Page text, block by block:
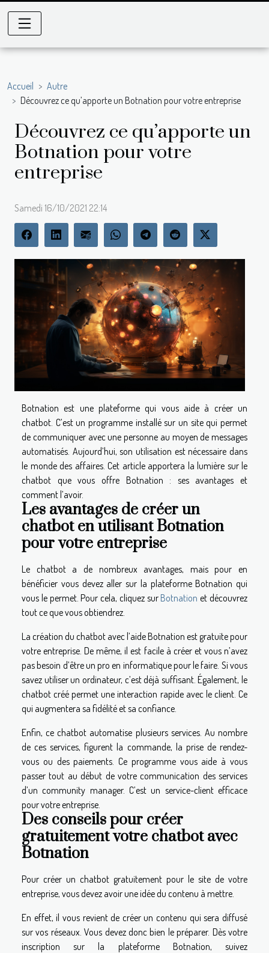
Accueil
Autre
Découvrez ce qu’apporte un Botnation pour votre entreprise
Découvrez ce qu’apporte un
Botnation pour votre
entreprise
Samedi 16/10/2021 22:14
Botnation est une plateforme qui vous aide à créer un
chatbot. C’est un programme installé sur un site qui permet
de communiquer avec une personne au moyen de messages
automatisés. Aujourd’hui, son utilisation est nécessaire dans
le monde des affaires. Cet article apportera la lumière sur le
chatbot que vous offre Botnation : ses avantages et
comment l’avoir.
Les avantages de créer un
chatbot en utilisant Botnation
pour votre entreprise
Le chatbot a de nombreux avantages, mais pour en
bénéficier vous devez aller sur la plateforme Botnation qui
vous le permet. Pour cela, cliquez sur Botnation et découvrez
tout ce que vous obtiendrez.
La création du chatbot avec l’aide Botnation est gratuite pour
votre entreprise. De même, il est facile à créer et vous n’avez
pas besoin d’être un pro en informatique pour le faire. Si vous
savez utiliser un ordinateur, c’est déjà suffisant. Également, le
chatbot créé permet une interaction rapide avec le client. Ce
qui augmentera sa fidélité et sa confiance.
Enfin, ce chatbot automatise plusieurs services. Au nombre
de ces services, figurent la commande, la prise de rendez-
vous ou des paiements. Ce programme vous aide à vous
passer tout au début de votre communication des services
d’un community manager. C’est un service-client efficace
pour votre entreprise.
Des conseils pour créer
gratuitement votre chatbot avec
Botnation
Pour créer un chatbot gratuitement pour le site de votre
entreprise, vous devez avoir une idée du contenu à mettre.
En effet, il vous revient de créer un contenu qui sera diffusé
sur vos réseaux. Vous devez donc bien le préparer. Dès votre
inscription sur la plateforme Botnation, suivez